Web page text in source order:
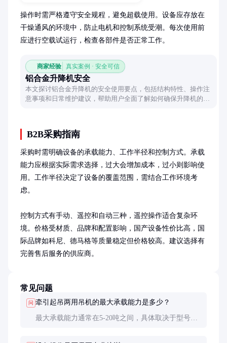
操作时需严格遵守安全规程，避免超载使用。设备应存放在
干燥通风的环境中，防止电机和控制系统受潮。每次使用前
应进行空载试运行，检查各部件是否正常工作。
商家经验 真实案例 · 安全可信
铝合金升降机安全
本文探讨铝合金升降机的安全使用要点，包括结构特性、操作注
意事项和日常维护建议，帮助用户全面了解如何确保升降机的安
B2B采购指南
采购时需明确设备的承载能力、工作半径和控制方式。承载
能力应根据实际需求选择，过大会增加成本，过小则影响使
用。工作半径决定了设备的覆盖范围，需结合工作环境考
虑。
控制方式有手动、遥控和自动三种，遥控操作适合复杂环
境。价格受材质、品牌和配置影响，国产设备性价比高，国
际品牌如科尼、德马格等质量稳定但价格较高。建议选择有
完善售后服务的供应商。
常见问题
问 牵引起吊两用吊机的最大承载能力是多少？
最大承载能力通常在5-20吨之间，具体取决于型号和